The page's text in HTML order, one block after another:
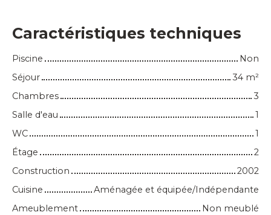
Caractéristiques techniques
Piscine
Non
Séjour
34 m²
Chambres
3
Salle d'eau
1
WC
1
Étage
2
Construction
2002
Cuisine
Aménagée et équipée/Indépendante
Ameublement
Non meublé